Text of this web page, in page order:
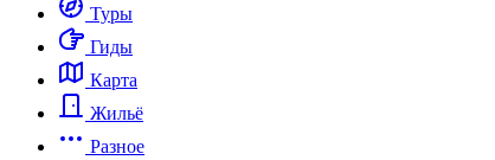
Туры
Гиды
Карта
Жильё
Разное